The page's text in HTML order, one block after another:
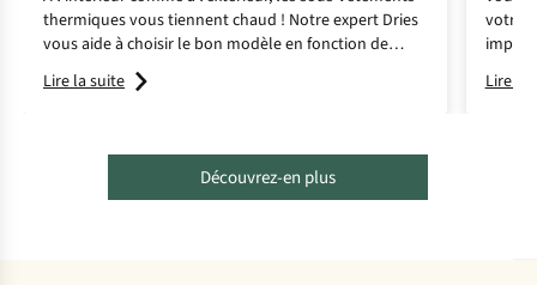
thermiques vous tiennent chaud ! Notre expert Dries
vous aide à choisir le bon modèle en fonction de
votre activité.
Lire la suite
votre
Lire la
Découvrez-en plus